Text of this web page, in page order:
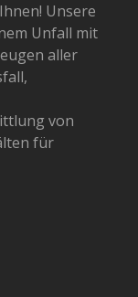
Unsere
Unfall mit
aller
von
für